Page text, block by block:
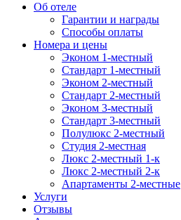
Об отеле
Гарантии и награды
Способы оплаты
Номера и цены
Эконом 1-местный
Стандарт 1-местный
Эконом 2-местный
Стандарт 2-местный
Эконом 3-местный
Стандарт 3-местный
Полулюкс 2-местный
Студия 2-местная
Люкс 2-местный 1-к
Люкс 2-местный 2-к
Апартаменты 2-местные
Услуги
Отзывы